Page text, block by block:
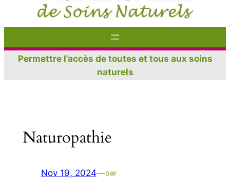
Permettre l’accès de toutes et tous aux soins
naturels
Naturopathie
Nov 19, 2024—par